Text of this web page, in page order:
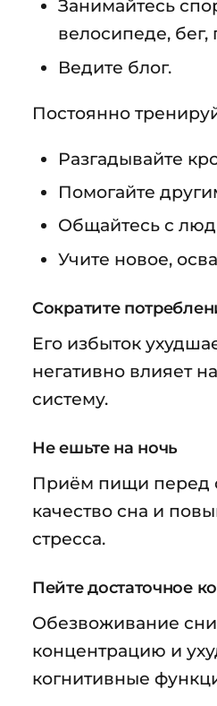
Занимайтесь
велосипеде, бег,
Ведите блог.
Постоянно
Разгадывайте
Помогайте
Общайтесь с
Учите новое,
Сократите
Его избыток
негативно влияет
систему.
Не ешьте на ночь
Приём пищи перед
качество сна и
стресса.
Пейте достаточное
Обезвоживание
концентрацию и
когнитивные